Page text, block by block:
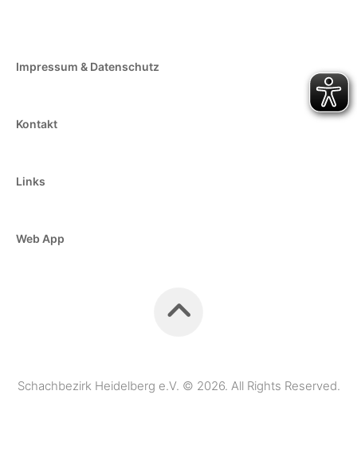
Impressum & Datenschutz
Kontakt
Links
Web App
Schachbezirk Heidelberg e.V. © 2026. All Rights Reserved.